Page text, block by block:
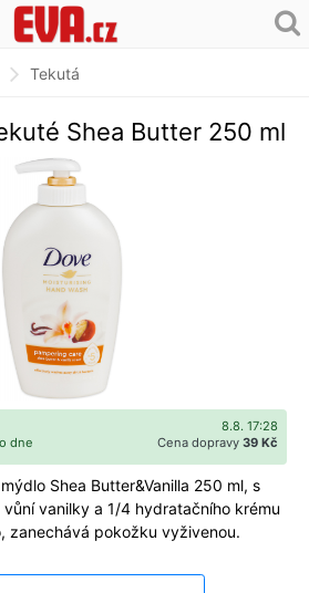
Tekutá
Shea Butter 250 ml
8.8. 17:28
Cena dopravy 39 Kč
dne
Shea Butter&Vanilla 250 ml, s
vanilky a 1/4 hydratačního krému
zanechává pokožku vyživenou.